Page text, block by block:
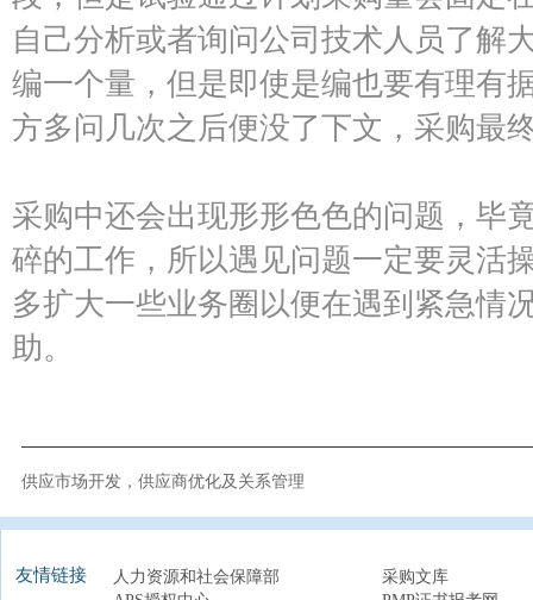
自己分析或者询问公司技术人员了解
编一个量，但是即使是编也要有理有
方多问几次之后便没了下文，采购最
采购中还会出现形形色色的问题，毕
碎的工作，所以遇见问题一定要灵活
多扩大一些业务圈以便在遇到紧急情
助。
供应市场开发，供应商优化及关系管理
友情链接 人力资源和社会保障部
采购文库